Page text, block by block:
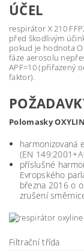
ÚČEL
respirátor X 210
před škodlivým
pokud je hodnota
fáze aerosolu
APF=10 (přiřazený
faktor).
Polomasky
harmonizovaná
(EN
příslušné
Evropského
března 2016 o
zrušení
Filtrační třída